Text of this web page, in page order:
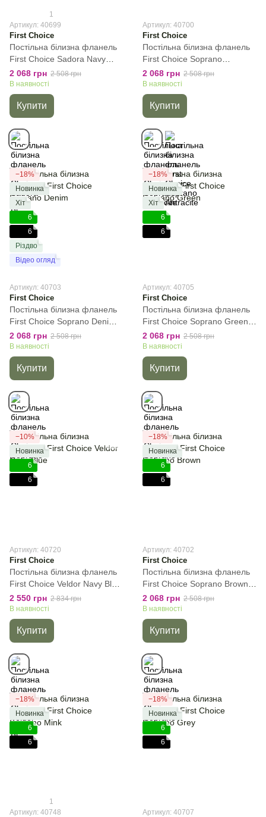
1
Артикул: 40699
First Choice
Постільна білизна фланель
First Сhoice Sadora Navy
Blue, Cиній, 50х70 см (1шт),
Полуторний, 160х220 см,
180х240 см
2 068 грн 2 508 грн
В наявності
Купити
Артикул: 40700
First Choice
Постільна білизна фланель
First Сhoice Soprano
Antracite, Темно-сірий, 50х70
см (1шт), Полуторний,
160х220 см, 180х240 см
2 068 грн 2 508 грн
В наявності
Купити
−18%
Новинка
Хіт
6
6
Різдво
Відео огляд
Артикул: 40703
First Choice
Постільна білизна фланель
First Сhoice Soprano Denim,
Темно-синій, 50х70 см (1шт),
Полуторний, 160х220 см,
180х240 см
2 068 грн 2 508 грн
В наявності
Купити
−18%
Новинка
Хіт
6
6
Артикул: 40705
First Choice
Постільна білизна фланель
First Сhoice Soprano Green,
Зелений, 50х70 см (1шт),
Полуторний, 160х220 см,
180х240 см
2 068 грн 2 508 грн
В наявності
Купити
−10%
Новинка
6
6
Артикул: 40720
First Choice
Постільна білизна фланель
First Сhoice Veldor Navy Blue,
Темно-сірий, 50х70см (2шт),
Євро, 200х220 см, 240х260
см
2 550 грн 2 834 грн
В наявності
Купити
−18%
Новинка
6
6
Артикул: 40702
First Choice
Постільна білизна фланель
First Сhoice Soprano Brown,
Коричневий, 50х70 см (1шт),
Полуторний, 160х220 см,
180х240 см
2 068 грн 2 508 грн
В наявності
Купити
−18%
Новинка
6
6
1
Артикул: 40748
−18%
Новинка
6
6
Артикул: 40707